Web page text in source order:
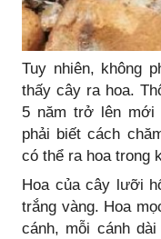
Tuy nhiên, không
thấy cây ra hoa.
5 năm trở lên mới
phải biết cách
có thể ra hoa trong
Hoa của cây lưỡi
trắng vàng. Hoa
cánh, mỗi cánh